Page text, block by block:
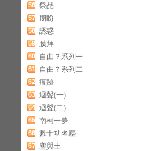
56 祭品
57 期盼
58 誘惑
59 膜拜
60 自由？系列一
61 自由？系列二
62 痕跡
63 迴聲(一)
64 迴聲(二)
65 南柯一夢
66 數十功名塵
67 塵與土